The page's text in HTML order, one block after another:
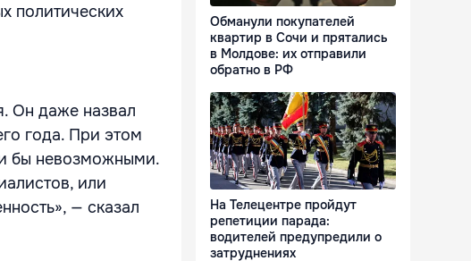
политических
Он даже назвал
года. При этом
бы невозможными.
или
— сказал
Обманули покупателей
квартир в Сочи и прятались
в Молдове: их отправили
обратно в РФ
На Телецентре пройдут
репетиции парада:
водителей предупредили о
затруднениях